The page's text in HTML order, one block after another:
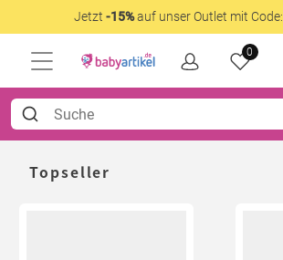
Jetzt -15%auf unser Outlet mit Code:
0
Topseller